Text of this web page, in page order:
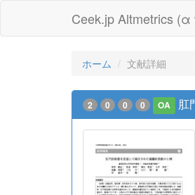
Ceek.jp Altmetrics (α
ホーム 文献詳細
2 0 0 0 OA 肛